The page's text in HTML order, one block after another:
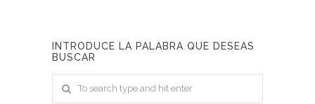
INTRODUCE LA PALABRA QUE DESEAS
BUSCAR